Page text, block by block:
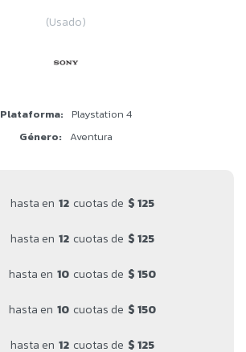
(Usado)
Plataforma
Playstation 4
Género
Aventura
hasta en 12 cuotas de $ 125
hasta en 12 cuotas de $ 125
hasta en 10 cuotas de $ 150
hasta en 10 cuotas de $ 150
hasta en 12 cuotas de $ 125